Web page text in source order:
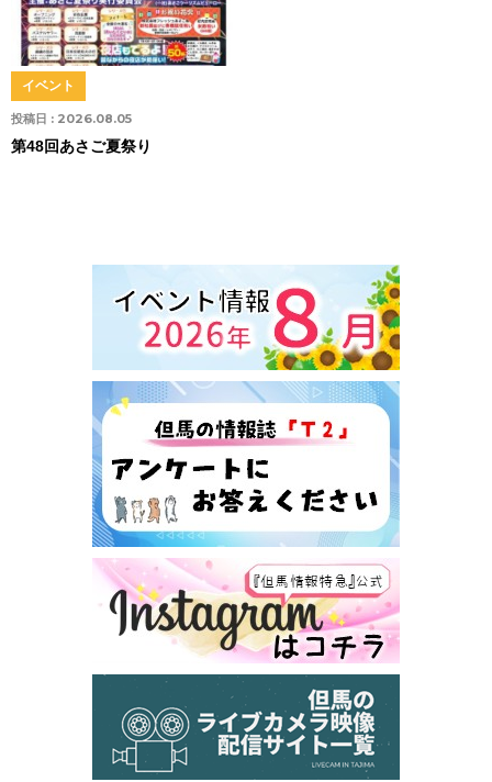
投稿日 : 2026.08.05
イベント
第48回あさご夏祭り